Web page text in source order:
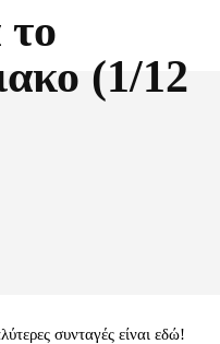
το
(1/12
συνταγές είναι εδώ!